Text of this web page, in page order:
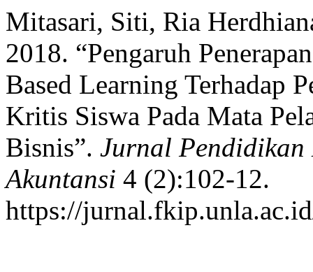
Mitasari, Siti, Ria
2018. “Pengaruh
Based Learning Terhadap
Kritis Siswa Pada Mata
Bisnis”. Jurnal Pendidikan
Akuntansi 4 (2):102-12.
https://